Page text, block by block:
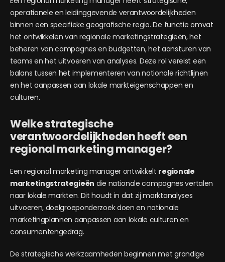
operationele en leidinggevende verantwoordelijkheden
binnen een specifieke geografische regio. De functie omvat
het ontwikkelen van regionale marketingstrategieën, het
beheren van campagnes en budgetten, het aansturen van
teams en het uitvoeren van analyses. Deze rol vereist een
balans tussen het implementeren van nationale richtlijnen
en het aanpassen aan lokale markteigenschappen en
culturen.
Welke strategische
verantwoordelijkheden heeft een
regional marketing manager?
Een regional marketing manager ontwikkelt regionale
marketingstrategieën die nationale campagnes vertalen
naar lokale markten. Dit houdt in dat zij marktanalyses
uitvoeren, doelgroeponderzoek doen en nationale
marketingplannen aanpassen aan lokale culturen en
consumentengedrag.
De strategische werkzaamheden beginnen met grondige